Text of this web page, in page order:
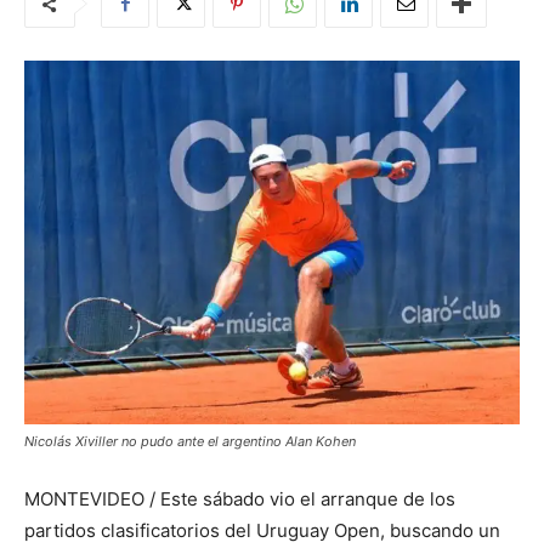
Nicolás Xiviller no pudo ante el argentino Alan Kohen
MONTEVIDEO / Este sábado vio el arranque de los
partidos clasificatorios del Uruguay Open, buscando un